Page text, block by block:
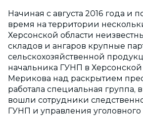
Начиная с августа 2016 года и
время на территории
Херсонской области
складов и ангаров крупные
сельскохозяйственной
начальника ГУНП в Херсонской
Мерикова над раскрытием
работала специальная группа,
вошли сотрудники
ГУНП и управления